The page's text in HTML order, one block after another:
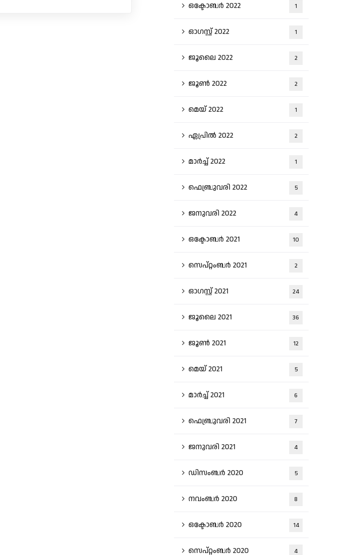
ഒക്ടോബർ 2022 1
ഓഗസ്റ്റ്‌ 2022 1
ജൂലൈ 2022 2
ജൂൺ 2022 2
മെയ്‌ 2022 1
ഏപ്രിൽ 2022 2
മാർച്ച്‌ 2022 1
ഫെബ്രുവരി 2022 5
ജനുവരി 2022 4
ഒക്ടോബർ 2021 10
സെപ്റ്റംബർ 2021 2
ഓഗസ്റ്റ്‌ 2021 24
ജൂലൈ 2021 36
ജൂൺ 2021 12
മെയ്‌ 2021 5
മാർച്ച്‌ 2021 6
ഫെബ്രുവരി 2021 7
ജനുവരി 2021 4
ഡിസംബർ 2020 5
നവംബർ 2020 8
ഒക്ടോബർ 2020 14
സെപ്റ്റംബർ 2020 4